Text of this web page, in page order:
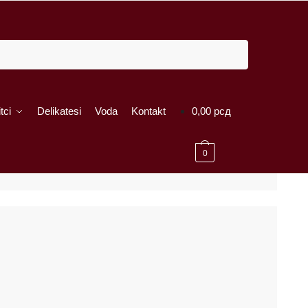
Delikatesi Voda Kontakt 0,00 рсд
0